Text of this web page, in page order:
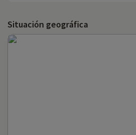
Situación geográfica